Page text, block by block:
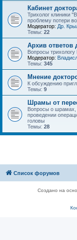
Кабинет
Трихолог клиники
проблему потери
Модератор: Др.
Темы: 22
Архив ответов
Вопросы трихологу
Модератор:
Темы: 345
Мнение
К обсуждению
Темы: 9
Шрамы от
Вопросы о шрамах,
проведении
головы
Темы: 28
Список форумов
Создано на